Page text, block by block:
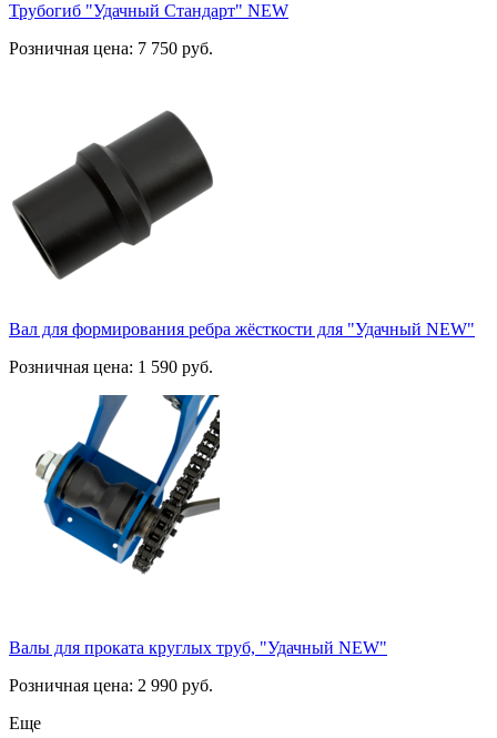
Трубогиб "Удачный Стандарт" NEW
Розничная цена: 7 750 руб.
Вал для формирования ребра жёсткости для "Удачный NEW"
Розничная цена: 1 590 руб.
Валы для проката круглых труб, "Удачный NEW"
Розничная цена: 2 990 руб.
Еще